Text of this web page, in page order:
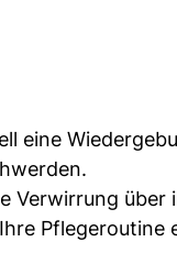
eine
Verwirrung
Pflegeroutine